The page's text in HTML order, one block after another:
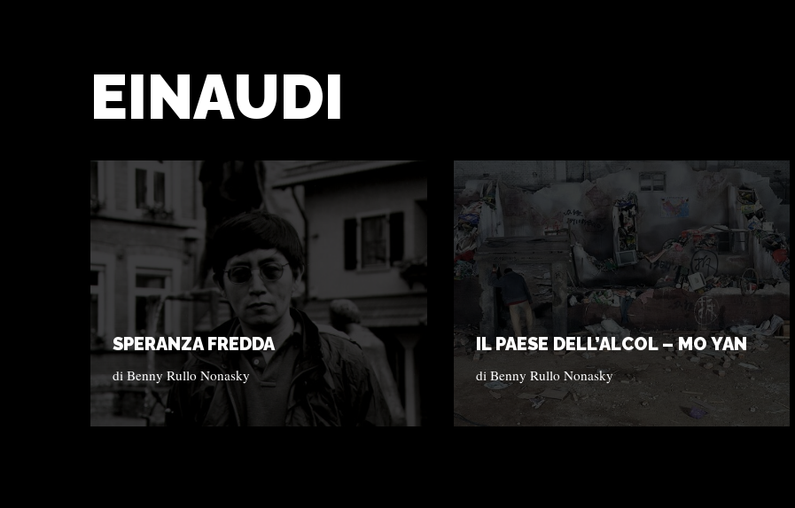
EINAUDI
SPERANZA FREDDA
di Benny Rullo Nonasky
IL PAESE DELL’ALCOL – MO YAN
diBenny Rullo Nonasky